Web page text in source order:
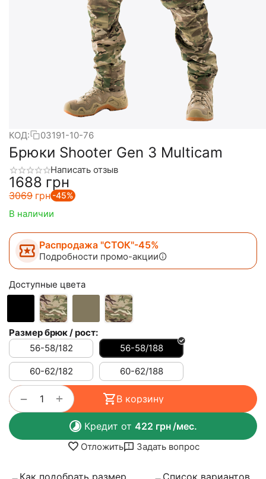
КОД: 03191-10-76
Брюки Shooter Gen 3 Multicam
Написать отзыв
‍1688‍ грн
‍3069‍ грн -45%
В наличии
Распродажа "СТОК"-45%
Подробности промо-акции
Доступные цвета
Размер брюк / рост:
56-58/182
56-58/188
60-62/182 60-62/188
+
− В корзину
Кредит от 422 грн/мес.
Отложить Задать вопрос